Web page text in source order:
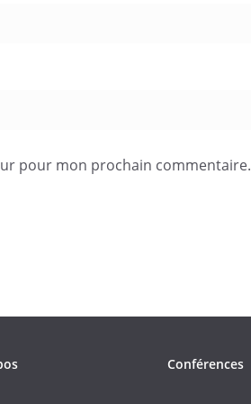
pour mon prochain commentaire.
Conférences